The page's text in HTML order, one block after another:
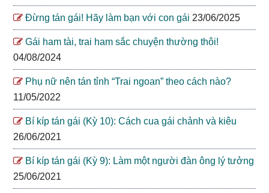
Đừng tán gái! Hãy làm bạn với con gái 23/06/2025
Gái ham tài, trai ham sắc chuyện thường thôi!
04/08/2024
Phụ nữ nên tán tỉnh “Trai ngoan” theo cách nào?
11/05/2022
Bí kíp tán gái (Kỳ 10): Cách cua gái chảnh và kiêu
26/06/2021
Bí kíp tán gái (Kỳ 9): Làm một người đàn ông lý tưởng
25/06/2021